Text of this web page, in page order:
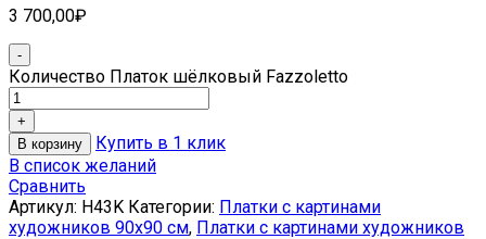
3 700,00₽
Количество Платок шёлковый Fazzoletto
В корзину
Купить в 1 клик
В список желаний
Сравнить
Артикул: H43K Категории: Платки с картинами
художников 90х90 см, Платки с картинами художников